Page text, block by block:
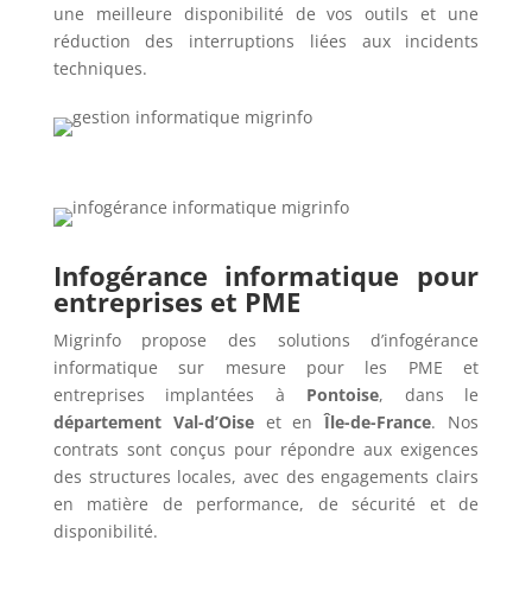
une meilleure disponibilité de vos outils et une
réduction des interruptions liées aux incidents
techniques.
Infogérance informatique pour
entreprises et PME
Migrinfo propose des solutions d’infogérance
informatique sur mesure pour les PME et
entreprises implantées à Pontoise, dans le
département Val-d’Oiseet enÎle-de-France. Nos
contrats sont conçus pour répondre aux exigences
des structures locales, avec des engagements clairs
en matière de performance, de sécurité et de
disponibilité.